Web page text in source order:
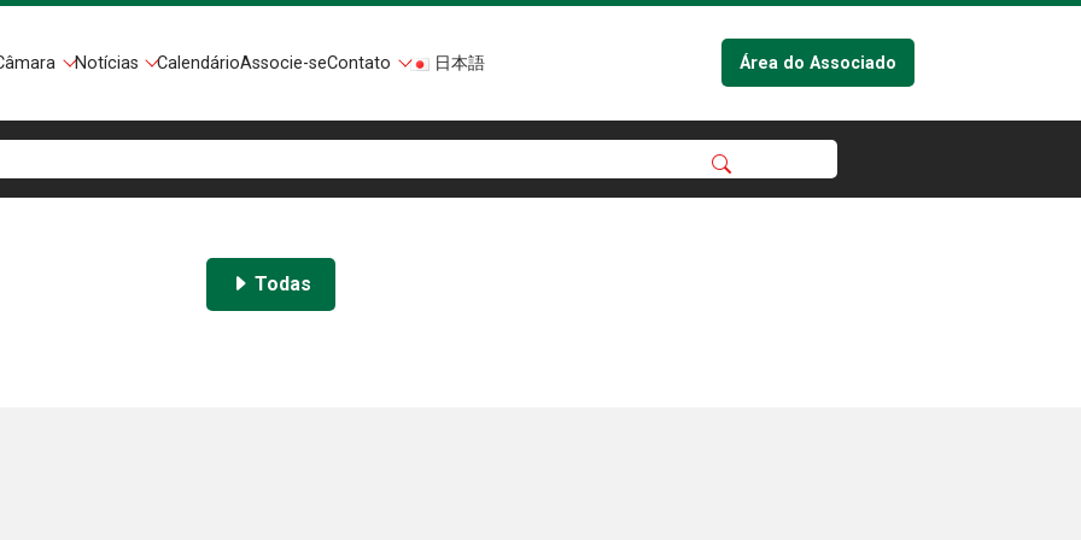
Notícias CalendárioAssocie-seContato 日本語 Área do Associado
Todas